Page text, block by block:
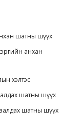
шатны шүүх
анхан
хэлтэс
шатны шүүх
шатны шүүх